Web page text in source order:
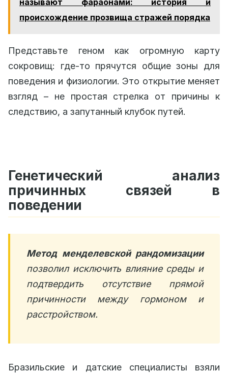
происхождение прозвища стражей порядка
Представьте геном как огромную карту
сокровищ: где-то прячутся общие зоны для
поведения и физиологии. Это открытие меняет
взгляд – не простая стрелка от причины к
следствию, а запутанный клубок путей.
Генетический анализ
причинных связей в
поведении
Метод менделевской рандомизации
позволил исключить влияние среды и
подтвердить отсутствие прямой
причинности между гормоном и
расстройством.
Бразильские и датские специалисты взяли